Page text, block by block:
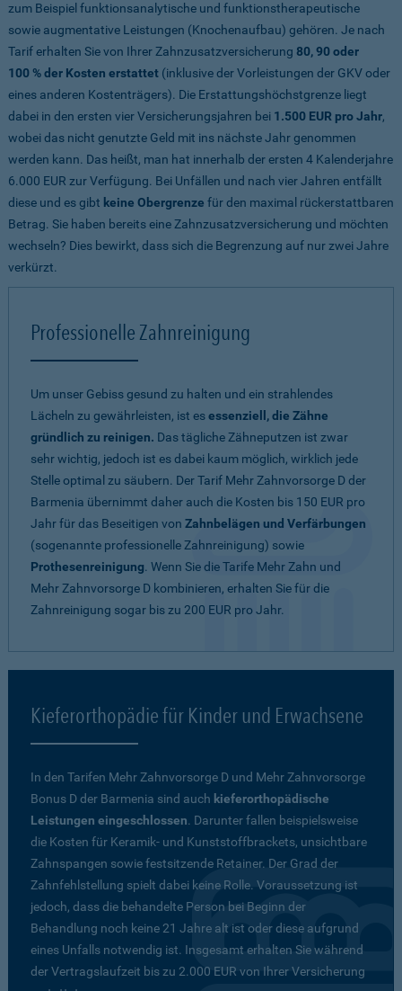
zum Beispiel funktionsanalytische und funktionstherapeutische
sowie augmentative Leistungen (Knochenaufbau) gehören. Je nach
Tarif erhalten Sie von Ihrer Zahnzusatzversicherung 80, 90 oder
100 % der Kosten erstattet (inklusive der Vorleistungen der GKV oder
eines anderen Kostenträgers). Die Erstattungshöchstgrenze liegt
dabei in den ersten vier Versicherungsjahren bei 1.500 EUR pro Jahr,
wobei das nicht genutzte Geld mit ins nächste Jahr genommen
werden kann. Das heißt, man hat innerhalb der ersten 4 Kalenderjahre
6.000 EUR zur Verfügung. Bei Unfällen und nach vier Jahren entfällt
diese und es gibt keine Obergrenze für den maximal rückerstattbaren
Betrag. Sie haben bereits eine Zahnzusatzversicherung und möchten
wechseln? Dies bewirkt, dass sich die Begrenzung auf nur zwei Jahre
verkürzt.
Professionelle Zahnreinigung
Um unser Gebiss gesund zu halten und ein strahlendes
Lächeln zu gewährleisten, ist esessenziell, die Zähne
gründlich zu reinigen. Das tägliche Zähneputzen ist zwar
sehr wichtig, jedoch ist es dabei kaum möglich, wirklich jede
Stelle optimal zu säubern. Der Tarif Mehr Zahnvorsorge D der
Barmenia übernimmt daher auch die Kosten bis 150 EUR pro
Jahr für das Beseitigen von Zahnbelägen und Verfärbungen
(sogenannte professionelle Zahnreinigung) sowie
Prothesenreinigung. Wenn Sie die Tarife Mehr Zahn und
Mehr Zahnvorsorge D kombinieren, erhalten Sie für die
Zahnreinigung sogar bis zu 200 EUR pro Jahr.
Kieferorthopädie für Kinder und Erwachsene
In den Tarifen Mehr Zahnvorsorge D und Mehr Zahnvorsorge
Bonus D der Barmenia sind auch kieferorthopädische
Leistungen eingeschlossen. Darunter fallen beispielsweise
die Kosten für Keramik- und Kunststoffbrackets, unsichtbare
Zahnspangen sowie festsitzende Retainer. Der Grad der
Zahnfehlstellung spielt dabei keine Rolle. Voraussetzung ist
jedoch, dass die behandelte Person bei Beginn der
Behandlung noch keine 21 Jahre alt ist oder diese aufgrund
eines Unfalls notwendig ist. Insgesamt erhalten Sie während
der Vertragslaufzeit bis zu 2.000 EUR von Ihrer Versicherung